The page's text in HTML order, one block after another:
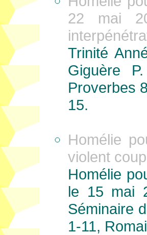
22 mai
Trinité
Giguère
Proverbes
15.
Homélie
violent
Homélie
le 15 mai
Séminaire
1-11,